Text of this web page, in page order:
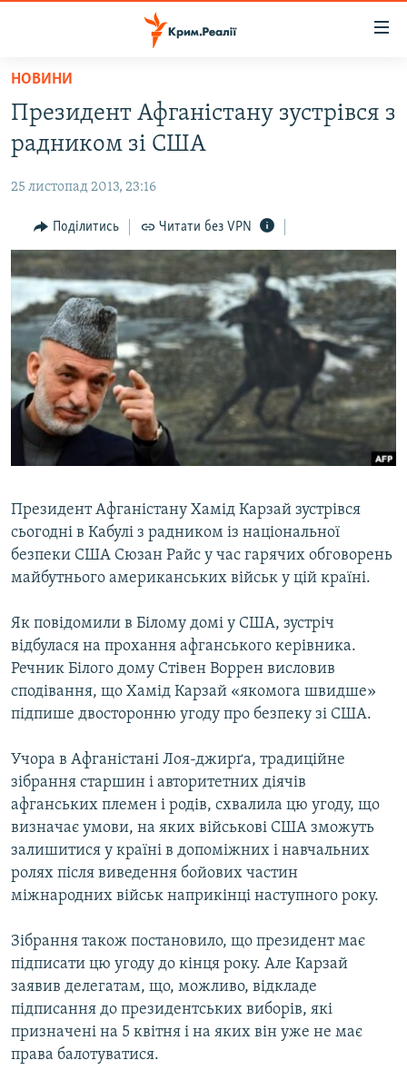
Перейти
основного
матеріалу
Перейти
до
навігації
Перейти
до
пошуку
ВОДА.КРИМ
ВІДЕО ТА ФОТО
ПОЛІТИКА
БЛОГИ
ПОГЛЯД
ІНТЕРВ'Ю
ВСЕ ЗА ДЕНЬ
СПЕЦПРОЕКТИ
ДЕПОРТАЦІЯ
ВІДЕОУРОКИ «ELIFBE»
СВІДЧЕННЯ ОКУПАЦІЇ
ЯК ОБІЙТИ БЛОКУВАННЯ
Русский
Qırımtatar
ДОЛУЧАЙСЯ!
НОВИНИ
Президент Афганістану зустрівся з
радником зі США
25 листопад 2013, 23:16
Поділитись Читати без VPN
Президент Афганістану Хамід Карзай зустрівся
сьогодні в Кабулі з радником із національної
безпеки США Сюзан Райс у час гарячих обговорень
майбутнього американських військ у цій країні.
Як повідомили в Білому домі у США, зустріч
відбулася на прохання афганського керівника.
Речник Білого дому Стівен Воррен висловив
сподівання, що Хамід Карзай «якомога швидше»
підпише двосторонню угоду про безпеку зі США.
Учора в Афганістані Лоя-джирґа, традиційне
зібрання старшин і авторитетних діячів
афганських племен і родів, схвалила цю угоду, що
визначає умови, на яких військові США зможуть
залишитися у країні в допоміжних і навчальних
ролях після виведення бойових частин
міжнародних військ наприкінці наступного року.
Зібрання також постановило, що президент має
підписати цю угоду до кінця року. Але Карзай
заявив делегатам, що, можливо, відкладе
підписання до президентських виборів, які
призначені на 5 квітня і на яких він уже не має
права балотуватися.